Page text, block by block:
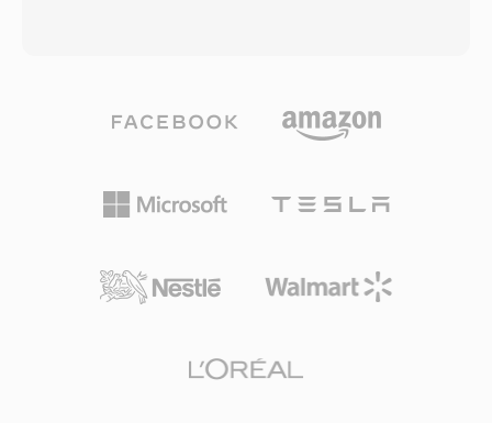
curta, uma característica importante para
transmissoes ao vivo onde a sincronizacao
MP2 pertinente décadas após a padronizacao:
vital para sinais over-the-air, atraso mínimo de
codificação adequado para cadeias de
regulatoria enraizada em estruturas de
inteiros, tornando-o adequado tanto para
profissional. A velocidade de processamento é
uma das forcas definidoras do TTA — o codec
sem demandas pesadas de CPU, mantendo-o
metadados ID3v1, ID3v2 e APEv2, para que